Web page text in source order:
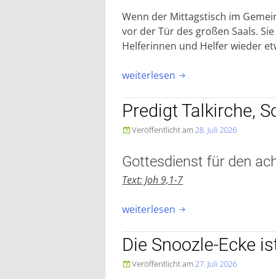
Wenn der Mittagstisch im
vor der Tür des großen Saals.
Helferinnen und Helfer wieder
„Klafelder
weiterlesen 
Predigt Talkirche,
Veröffentlicht am28. Juli 2026
Gottesdienst für den
Text: Joh 9,1-7
„Predigt
Sonntag,
26.
Juli
weiterlesen 
Die Snoozle-Ecke
Veröffentlicht am27. Juli 2026